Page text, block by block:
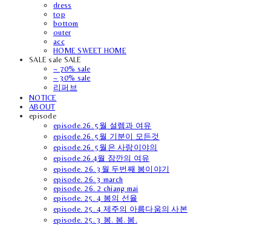
dress
top
bottom
outer
acc
HOME SWEET HOME
SALE sale SALE
~ 70% sale
~ 30% sale
리퍼브
NOTICE
ABOUT
episode
episode.26. 5월 설렘과 여유
episode.26. 5월 기분이 모든것
episode.26. 5월은 사랑이야의
episode.26.4월 잠깐의 여유
episode. 26. 3월 두번째 봄이야기
episode. 26. 3 march
episode. 26. 2 chiang mai
episode. 25. 4 봄의 선율
episode. 25. 4 제주의 아름다움의 사본
episode. 25. 3 봄. 봄. 봄.